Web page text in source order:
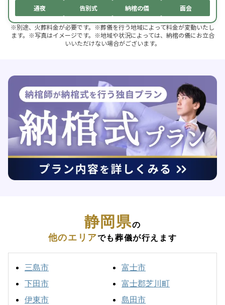
通夜 告別式 納棺の儀 面会
※別途、火葬料金が必要です。※葬儀を行う地域によって料金が変動いたし
ます。※写真はイメージです。※地域や状況によっては、納棺の儀にお立合
いいただけない場合がございます。
静岡県の
他のエリアでも葬儀が行えます
三島市
下田市
伊東市
富士市
富士郡芝川町
島田市